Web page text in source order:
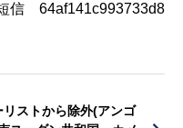
信 64af141c993733d8
ストから除外(アンゴ